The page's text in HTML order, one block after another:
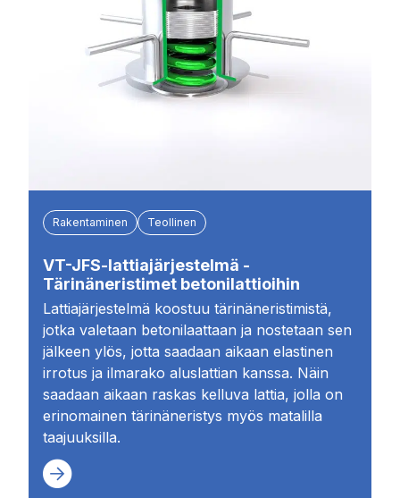
Rakentaminen Teollinen
VT-JFS-lattiajärjestelmä -
Tärinäneristimet betonilattioihin
Lattiajärjestelmä koostuu tärinäneristimistä,
jotka valetaan betonilaattaan ja nostetaan sen
jälkeen ylös, jotta saadaan aikaan elastinen
irrotus ja ilmarako aluslattian kanssa. Näin
saadaan aikaan raskas kelluva lattia, jolla on
erinomainen tärinäneristys myös matalilla
taajuuksilla.